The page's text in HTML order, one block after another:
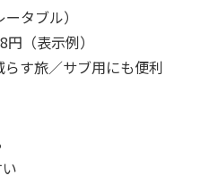
タブル）
（表示例）
らす旅／サブ用にも便利